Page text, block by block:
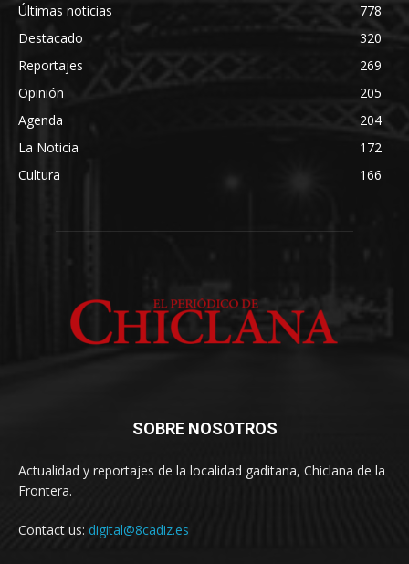
Últimas noticias
778
Destacado
320
Reportajes
269
Opinión
205
Agenda
204
La Noticia
172
Cultura
166
SOBRE NOSOTROS
Actualidad y reportajes de la localidad gaditana, Chiclana de la
Frontera.
Contact us: digital@8cadiz.es